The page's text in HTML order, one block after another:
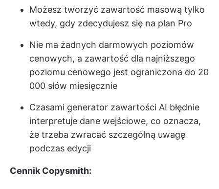
Możesz tworzyć zawartość masową tylko
wtedy, gdy zdecydujesz się na plan Pro
Nie ma żadnych darmowych poziomów
cenowych, a zawartość dla najniższego
poziomu cenowego jest ograniczona do 20
000 słów miesięcznie
Czasami generator zawartości AI błędnie
interpretuje dane wejściowe, co oznacza,
że trzeba zwracać szczególną uwagę
podczas edycji
Cennik Copysmith: